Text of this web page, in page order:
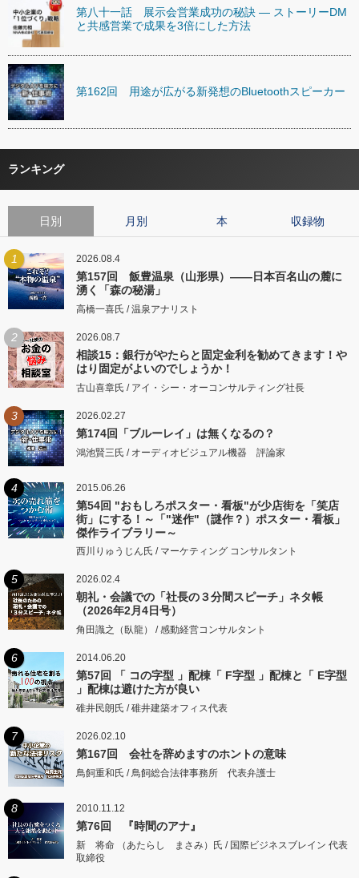
第八十一話 展示会営業成功の秘訣 ― ストーリーDM
と共感営業で成果を3倍にした方法
第162回 用途が広がる新発想のBluetoothスピーカー
ランキング
日別 月別 本 収録物
1 2026.08.4
第157回 飯豊温泉（山形県）――日本百名山の麓に
湧く「森の秘湯」
高橋一喜氏 / 温泉アナリスト
2 2026.08.7
相談15：銀行がやたらと固定金利を勧めてきます！や
はり固定がよいのでしょうか！
古山喜章氏 / アイ・シー・オーコンサルティング社長
3 2026.02.27
第174回「ブルーレイ」は無くなるの？
鴻池賢三氏 / オーディオビジュアル機器 評論家
4 2015.06.26
第54回 "おもしろポスター・看板"が少店街を「笑店
街」にする！～「"迷作"（謎作？）ポスター・看板」
傑作ライブラリー～
西川りゅうじん氏 / マーケティング コンサルタント
5 2026.02.4
朝礼・会議での「社長の３分間スピーチ」ネタ帳
（2026年2月4日号）
角田識之（臥龍） / 感動経営コンサルタント
6 2014.06.20
第57回 「 コの字型 」配棟「 F字型 」配棟と「 E字型
」配棟は避けた方が良い
碓井民朗氏 / 碓井建築オフィス代表
7 2026.02.10
第167回 会社を辞めますのホントの意味
鳥飼重和氏 / 鳥飼総合法律事務所 代表弁護士
8 2010.11.12
第76回 『時間のアナ』
新 将命 （あたらし まさみ）氏 / 国際ビジネスブレイン 代表
取締役